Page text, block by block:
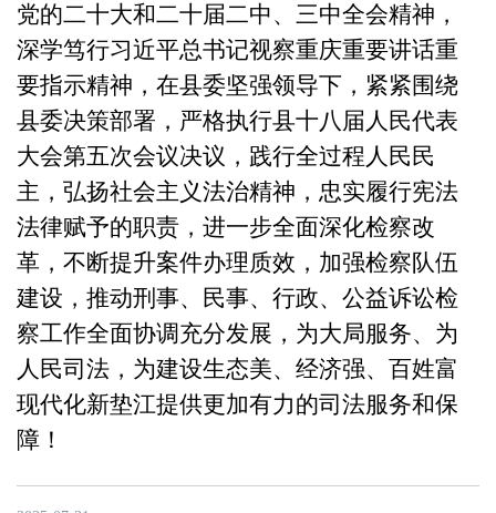
党的二十大和二十届二中、三中全会精神，
深学笃行习近平总书记视察重庆重要讲话重
要指示精神，在县委坚强领导下，紧紧围绕
县委决策部署， 严格执行县十八届人民代表
大会第五次会议决议， 践行全过程人民民
主，弘扬社会主义法治精神，忠实履行宪法
法律赋予的职责， 进一步全面深化检察改
革，不断提升案件办理质效，加强检察队伍
建设，推动刑事、民事、行政、公益诉讼检
察工作全面协调充分发展，为大局服务、为
人民司法，为建设生态美、经济强、百姓富
现代化新垫江提供更加有力的司法服务和保
障！